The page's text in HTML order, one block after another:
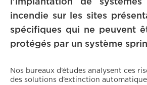
l’implantation de
incendie sur les sites
spécifiques qui ne peuvent
protégés par un système
Nos bureaux d’études analysent ces
des solutions d’extinction